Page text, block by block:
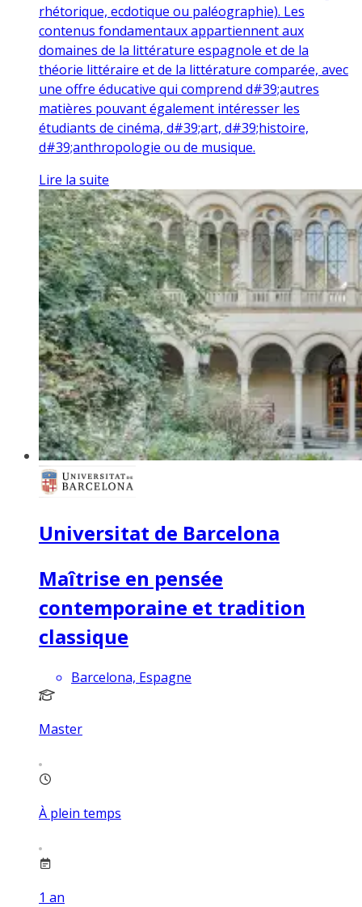
rhétorique, ecdotique ou paléographie). Les
contenus fondamentaux appartiennent aux
domaines de la littérature espagnole et de la
théorie littéraire et de la littérature comparée, avec
une offre éducative qui comprend d#39;autres
matières pouvant également intéresser les
étudiants de cinéma, d#39;art, d#39;histoire,
d#39;anthropologie ou de musique.
Lire la suite
Universitat de Barcelona
Maîtrise en pensée
contemporaine et tradition
classique
Barcelona, Espagne
Master
À plein temps
1 an